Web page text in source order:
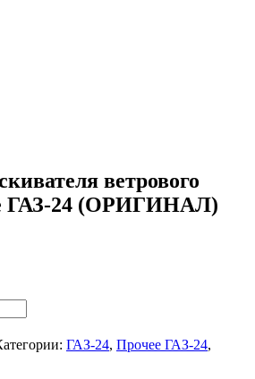
ветрового
ГАЗ-24 (ОРИГИНАЛ)
ГАЗ-24, Прочее ГАЗ-24,